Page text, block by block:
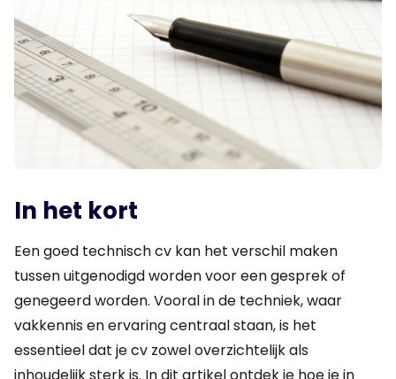
In het kort
Een goed technisch cv kan het verschil maken
tussen uitgenodigd worden voor een gesprek of
genegeerd worden. Vooral in de techniek, waar
vakkennis en ervaring centraal staan, is het
essentieel dat je cv zowel overzichtelijk als